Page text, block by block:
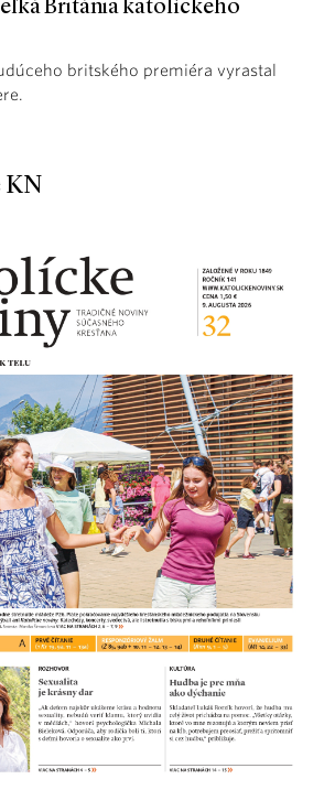
Británia katolíckeho
britského premiéra vyrastal
KN